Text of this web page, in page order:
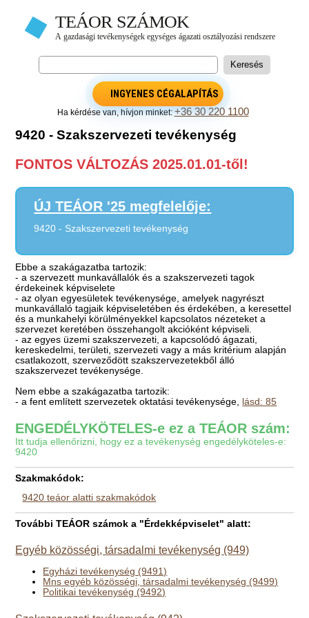
INGYENES CÉGALAPÍTÁS
Ha kérdése van, hívjon minket:+36 30 220 1100
9420 - Szakszervezeti tevékenység
FONTOS VÁLTOZÁS 2025.01.01-től!
ÚJ TEÁOR '25 megfelelője:
9420 - Szakszervezeti tevékenység
Ebbe a szakágazatba tartozik:
- a szervezett munkavállalók és a szakszervezeti tagok
érdekeinek képviselete
- az olyan egyesületek tevékenysége, amelyek nagyrészt
munkavállaló tagjaik képviseletében és érdekében, a keresettel
és a munkahelyi körülményekkel kapcsolatos nézeteket a
szervezet keretében összehangolt akcióként képviseli.
- az egyes üzemi szakszervezeti, a kapcsolódó ágazati,
kereskedelmi, területi, szervezeti vagy a más kritérium alapján
csatlakozott, szerveződött szakszervezetekből álló
szakszervezet tevékenysége.
Nem ebbe a szakágazatba tartozik:
- a fent említett szervezetek oktatási tevékenysége, lásd: 85
ENGEDÉLYKÖTELES-e ez a TEÁOR szám:
Itt tudja ellenőrizni, hogy ez a tevékenység engedélyköteles-e:
9420
Szakmakódok:
9420 teáor alatti szakmakódok
További TEÁOR számok a "Érdekképviselet" alatt:
Egyéb közösségi, társadalmi tevékenység (949)
Egyházi tevékenység (9491)
Mns egyéb közösségi, társadalmi tevékenység (9499)
Politikai tevékenység (9492)